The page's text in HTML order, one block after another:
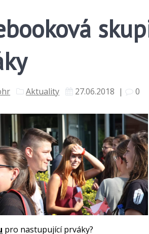
Aktuality 27.06.2018 | 0
pro nastupující prváky?